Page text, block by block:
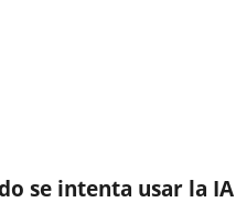
se intenta usar la IA